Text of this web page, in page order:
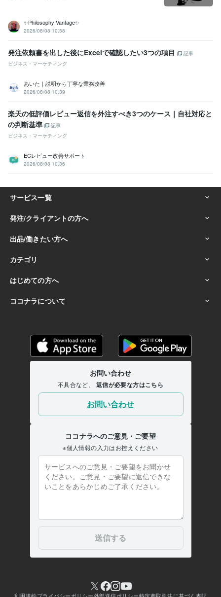
✨Philosophy Vantage✨
2026/08/08 10:58
発注依頼書を出した後にExcelで確認したい3つの項目
記事
ビジネス・マーケティング
あいた｜説明から丁寧な業務改善
2026/08/08 10:39
楽天の低評価レビュー返信を外注すべき3つのケース｜自社対応と
の判断基準
記事
ビジネス・マーケティング
ECレビュー改善サポート
2026/08/08 10:36